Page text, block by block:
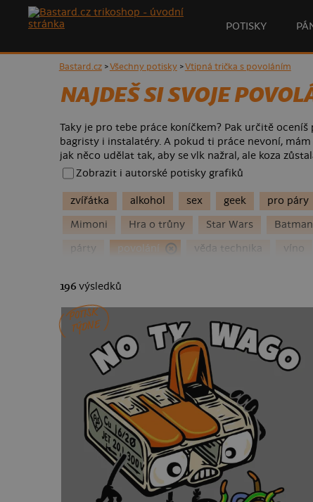
POTISKY
Bastard.cz>Všechny potisky>Vtipná trička s povoláním
NAJDEŠ SI SVOJE
Taky je pro tebe práce koníčkem? Pak určitě
bagristy i instalatéry. A pokud ti práce nevoní,
jak něco udělat tak, aby se vlk nažral, ale koza
Zobrazit i autorské potisky grafiků
zvířátka alkohol sex geek pro páry
Mimoni
Hra o trůny Star Wars Batman
párty
povolání věda technika víno
vlastní potisk
podzim kancelářské
Hra na oliheň
Wednesday Červený trpaslík
kuny lenochodi medvědi
Minecraft
Pokémon retro hry
drum and bass
kytara brainrot
příležitosti
ajťáci myslivecká
pro maminku
pro babičku pro dědečka
196 výsledků
POTISK
TÝDNE